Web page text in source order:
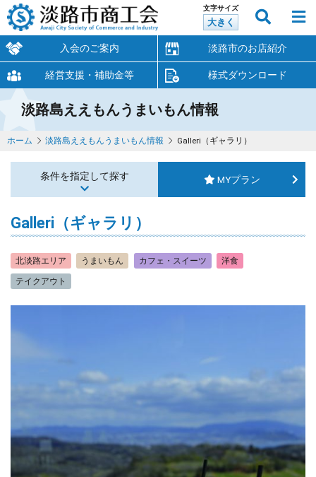
文字サイズ
大きく
入会のご案内 淡路市のお店紹介
経営支援・補助金等 様式ダウンロード
淡路島ええもんうまいもん情報
ホーム 淡路島ええもんうまいもん情報 Galleri（ギャラリ）
条件を指定して探す MYプラン
Galleri（ギャラリ）
北淡路エリア うまいもん カフェ・スイーツ
洋食
テイクアウト